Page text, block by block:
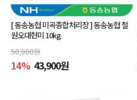
[ 동송농협 미곡종합처리장 ]동송농협 철
원오대현미 10kg
50,900원
14% 43,900원